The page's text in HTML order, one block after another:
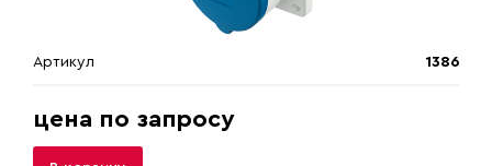
Артикул 1386
цена по запросу